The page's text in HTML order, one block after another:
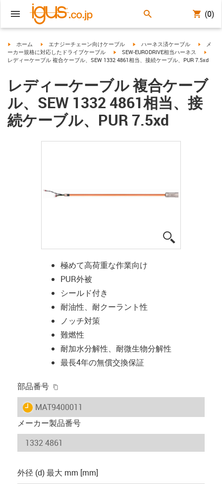
(0)
igus-icon-arrow-right
ホーム igus-icon-arrow-right
エナジーチェーン向けケーブル igus-icon-arrow-right
ハーネス済ケーブル igus-
メ
ーカー規格に対応したドライブケーブル
igus-icon-arrow-right
SEW-EURODRIVE相当ハーネス
レディーケーブル 複合ケーブル、SEW 1332 4861相当、接続ケーブル、PUR 7.5xd
レディーケーブル 複合ケーブ
ル、SEW 1332 4861相当、接
続ケーブル、PUR 7.5xd
極めて高荷重な作業向け
PUR外被
シールド付き
耐油性、耐クーラント性
ノッチ対策
難燃性
耐加水分解性、耐微生物分解性
最長4年の無償交換保証
部品番号
igus-icon-lieferzeit
MAT9400011
メーカー製品番号
外径 (d) 最大 mm [mm]